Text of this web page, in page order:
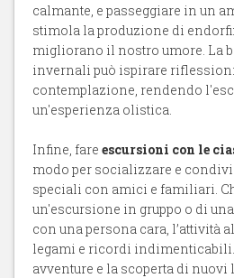
calmante, e passeggiare in un
stimola la produzione di
migliorano il nostro umore. La
invernali può ispirare
contemplazione, rendendo
un'esperienza olistica.
Infine, fare escursioni con le
modo per socializzare e
speciali con amici e familiari.
un'escursione in gruppo o di
con una persona cara, l’attività
legami e ricordi
avventure e la scoperta di nuovi